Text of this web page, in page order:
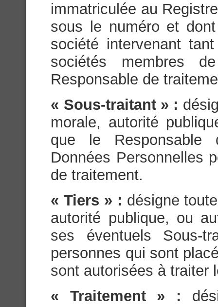
immatriculée au
sous le numéro et
société intervenant
sociétés membres
Responsable de
« Sous-traitant » :
morale, autorité
que le
Données Personnelles
de traitement.
« Tiers » : désigne
autorité publique, ou
ses éventuels Sous-
personnes qui sont
sont autorisées à traiter
« Traitement » :